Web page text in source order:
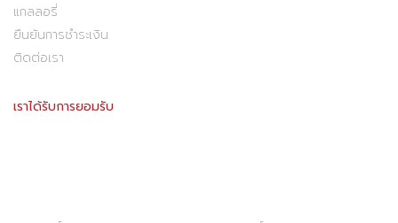
แกลลอรี่
ยืนยันการชำระเงิน
ติดต่อเรา
เราได้รับการยอมรับ